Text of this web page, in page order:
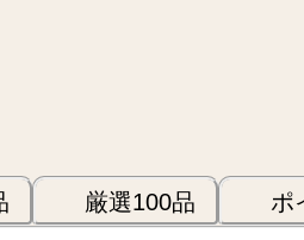
厳選100品 ポ